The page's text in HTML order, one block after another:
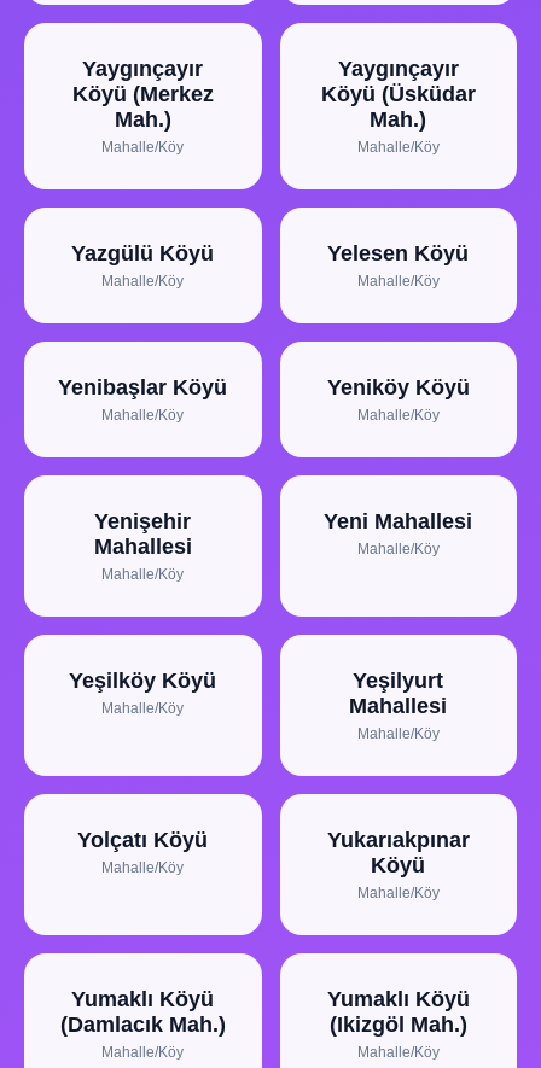
Yaygınçayır
Köyü (Merkez
Mah.)
Mahalle/Köy
Yaygınçayır
Köyü (Üsküdar
Mah.)
Mahalle/Köy
Yazgülü Köyü
Mahalle/Köy
Yelesen Köyü
Mahalle/Köy
Yenibaşlar Köyü
Mahalle/Köy
Yeniköy Köyü
Mahalle/Köy
Yenişehir
Mahallesi
Mahalle/Köy
Yeni Mahallesi
Mahalle/Köy
Yeşilköy Köyü
Mahalle/Köy
Yeşilyurt
Mahallesi
Mahalle/Köy
Yolçatı Köyü
Mahalle/Köy
Yukarıakpınar
Köyü
Mahalle/Köy
Yumaklı Köyü
(Damlacık Mah.)
Mahalle/Köy
Yumaklı Köyü
(Ikizgöl Mah.)
Mahalle/Köy